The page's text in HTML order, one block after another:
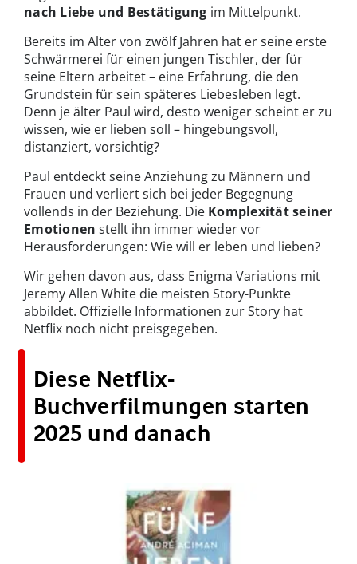
nach Liebe und Bestätigung im Mittelpunkt.
Bereits im Alter von zwölf Jahren hat er seine erste
Schwärmerei für einen jungen Tischler, der für
seine Eltern arbeitet – eine Erfahrung, die den
Grundstein für sein späteres Liebesleben legt.
Denn je älter Paul wird, desto weniger scheint er zu
wissen, wie er lieben soll – hingebungsvoll,
distanziert, vorsichtig?
Paul entdeckt seine Anziehung zu Männern und
Frauen und verliert sich bei jeder Begegnung
vollends in der Beziehung. Die Komplexität seiner
Emotionen stellt ihn immer wieder vor
Herausforderungen: Wie will er leben und lieben?
Wir gehen davon aus, dass Enigma Variations mit
Jeremy Allen White die meisten Story-Punkte
abbildet. Offizielle Informationen zur Story hat
Netflix noch nicht preisgegeben.
Diese Netflix-
Buchverfilmungen starten
2025 und danach